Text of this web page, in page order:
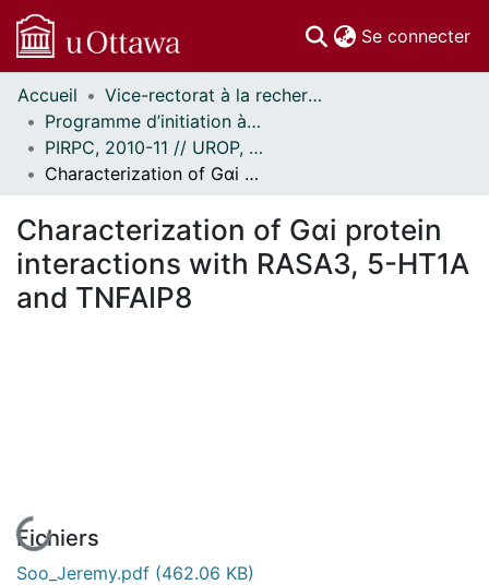
Se connecter
Communautés
et collections
Parcourir
Statistiques
À propos
Accueil
Vice-rectorat à la recherche // Office of the V-P, Research
Programme d’initiation à la recherche au premier cycle (PIRPC) // Undergraduate Research Opportunity Program (UROP)
PIRPC, 2010-11 // UROP, 2010-11
Characterization of Gαi protein interactions with RASA3, 5-HT1A and TNFAIP8
Characterization of Gαi protein
interactions with RASA3, 5-HT1A
and TNFAIP8
En cours de chargement...
Fichiers
Soo_Jeremy.pdf (462.06 KB)